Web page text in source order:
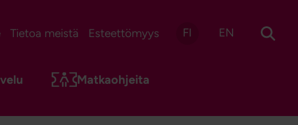
Tietoa meistä Esteettömyys FI EN
Matkaohjeita